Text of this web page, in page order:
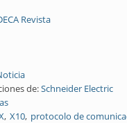
Revista
de:Schneider Electric
X10 protocolo de